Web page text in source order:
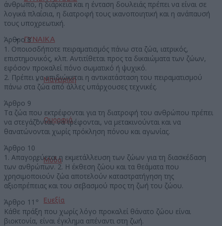
ΓΥΝΑΙΚΑ
Μαγειρική
Ομορφιά
Μόδα
Ευεξία
άνθρωπο, η διάρκεια και η ένταση δουλειάς πρέπει να είναι σε
λογικά πλαίσια, η διατροφή τους ικανοποιητική και η ανάπαυσή
τους υποχρεωτική.
Άρθρο 8
1. Οποιοσδήποτε πειραματισμός πάνω στα ζώα, ιατρικός,
επιστημονικός, κλπ. Αντιτίθεται προς τα δικαιώματα των ζώων,
εφόσον προκαλεί πόνο σωματικό ή ψυχικό.
2. Πρέπει να επιδιώκεται η αντικατάσταση του πειραματισμού
πάνω στα ζώα από άλλες υπάρχουσες τεχνικές.
Άρθρο 9
Τα ζώα που εκτρέφονται για τη διατροφή του ανθρώπου πρέπει
να στεγάζονται, να τρέφονται, να μετακινούνται και να
θανατώνονται χωρίς πρόκληση πόνου και αγωνίας.
Άρθρο 10
1. Απαγορεύεται η εκμετάλλευση των ζώων για τη διασκέδαση
των ανθρώπων. 2. Η έκθεση ζώου και τα θεάματα που
χρησιμοποιούν ζώα αποτελούν καταστρατήγηση της
αξιοπρέπειας και του σεβασμού προς τη ζωή του ζώου.
Άρθρο 11
Κάθε πράξη που χωρίς λόγο προκαλεί θάνατο ζώου είναι
βιοκτονία, είναι έγκλημα απέναντι στη ζωή.